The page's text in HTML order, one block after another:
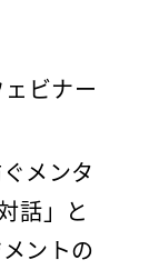
ビナー
メンタ
話」と
ントの